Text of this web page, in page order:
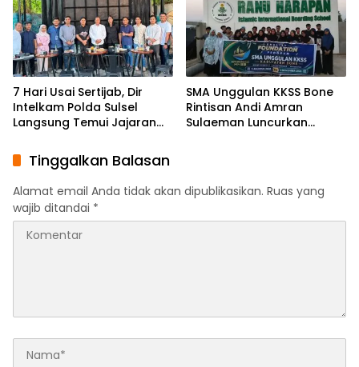
7 Hari Usai Sertijab, Dir
Intelkam Polda Sulsel
Langsung Temui Jajaran
SMA Unggulan KKSS Bone
Rintisan Andi Amran
Sulaeman Luncurkan
Tinggalkan Balasan
Alamat email Anda tidak akan dipublikasikan. Ruas yang
wajib ditandai *